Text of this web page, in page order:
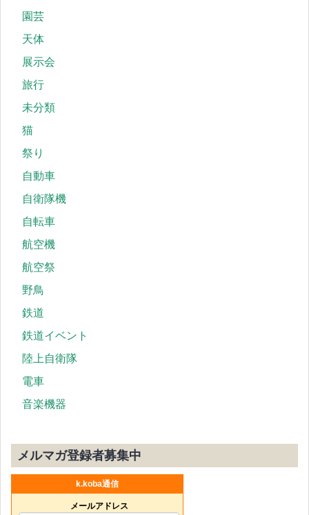
園芸
天体
展示会
旅行
未分類
猫
祭り
自動車
自衛隊機
自転車
航空機
航空祭
野鳥
鉄道
鉄道イベント
陸上自衛隊
電車
音楽機器
メルマガ登録者募集中
k.koba通信
メールアドレス